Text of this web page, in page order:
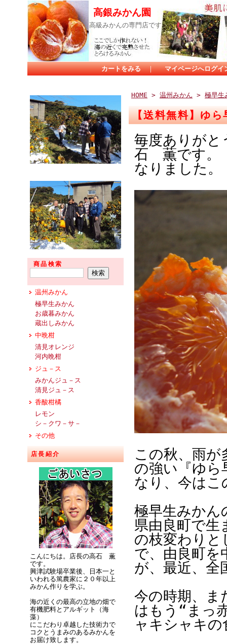
高銀みかん園
高級みかんの専門店です。
カートをみる ｜ マイページへログイ
商品検索
温州みかん
極早生みかん
お歳暮みかん
蔵出しみかん
中晩柑
清見オレンジ
河内晩柑
ジュ－ス
みかんジュ－ス
清見ジュ－ス
香酸柑橘
レモン
シ－クワ－サ－
その他
店長紹介
こんにちは。店長の高石 薫
です。
興津試験場卒業後、日本一と
いわれる篤農家に２０年以上
みかん作りを学ぶ。
海の近くの最高の立地の畑で
有機肥料とアルギット（海
藻）
にこだわり卓越した技術力で
コクとうまみのあるみかんを
お届け致します。
HOME > 温州みかん > 極早生
【送料無料】ゆ
毎度ありがと
石 薫です。
なりました。
この秋、雨
の強い『ゆ
なり、今はこ
極早生みかん
県由良町で
の枝変わりと
で、由良町
が、最近、全
今の時期、ま
はもう“まっ
ャキシャキ